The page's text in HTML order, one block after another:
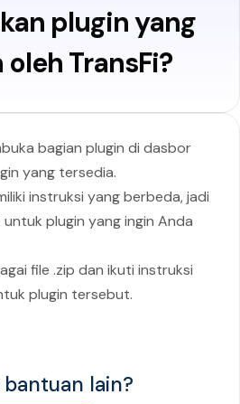
plugin yang
TransFi?
bagian plugin di dasbor
yang tersedia.
instruksi yang berbeda, jadi
plugin yang ingin Anda
file .zip dan ikuti instruksi
plugin tersebut.
lain?